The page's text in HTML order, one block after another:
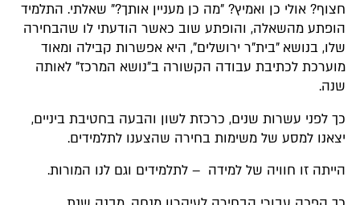
חצוף? אולי כן ואמיץ? "מה כן מעניין אותך?" שאלתי. התלמיד
הופתע מהשאלה, והופתע שוב כאשר הודעתי לו שהבחירה
שלו, בנושא "בית"ר ירושלים", היא אפשרות קבילה ומאוד
מוערכת לכתיבת עבודה הקשורה ב"נושא המרכז" לאותה
שנה.
כך לפני עשרות שנים, כרכזת לשון והבעה בחטיבת ביניים,
יצאנו למסע של משימות בחירה שהצענו לתלמידים.
הייתה זו חוויה של למידה – לתלמידים וגם לנו המורות.